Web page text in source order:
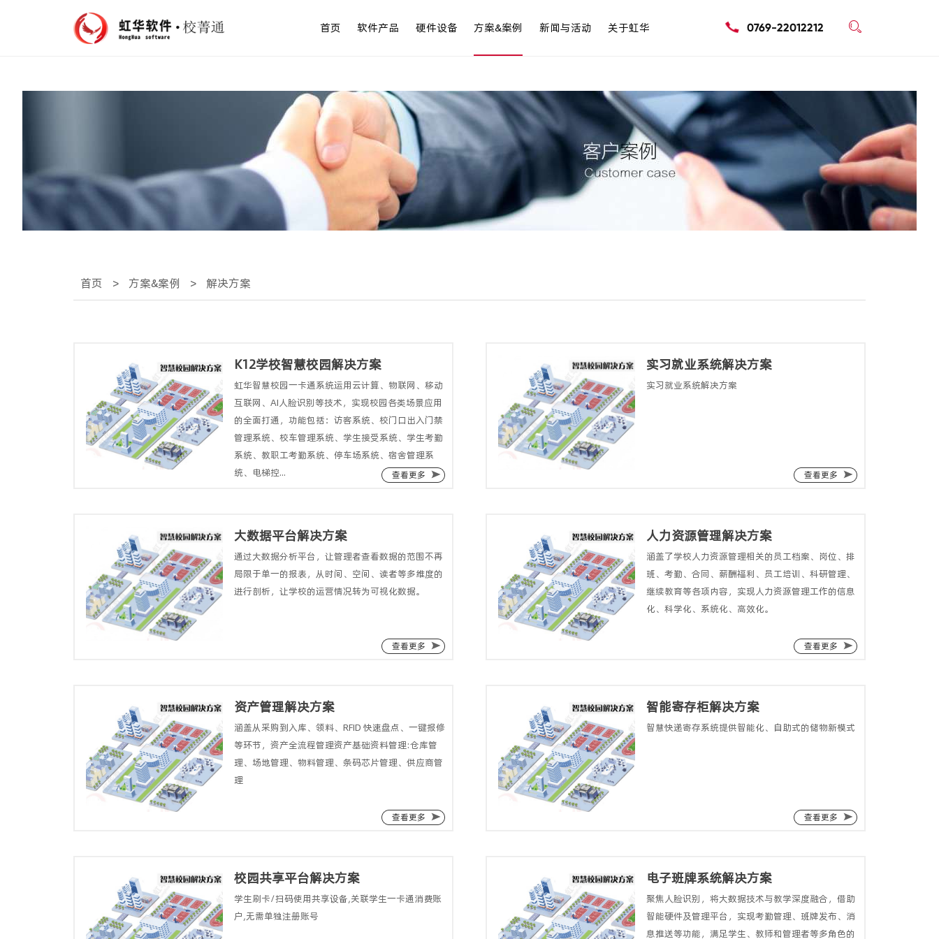
首页 软件产品 硬件设备 方案&案例 新闻与活动 关于虹华 0769-22012212 
首页 > 方案&案例 > 解决方案
K12学校智慧校园解决方案
虹华智慧校园一卡通系统运用云计算、物联网、移动
互联网、AI人脸识别等技术，实现校园各类场景应用
的全面打通，功能包括：访客系统、校门口出入门禁
管理系统、校车管理系统、学生接受系统、学生考勤
系统、教职工考勤系统、停车场系统、宿舍管理系
统、电梯控...
查看更多
实习就业系统解决方案
实习就业系统解决方案
查看更多
大数据平台解决方案
通过大数据分析平台，让管理者查看数据的范围不再
局限于单一的报表，从时间、空间、读者等多维度的
进行剖析，让学校的运营情况转为可视化数据。
查看更多
人力资源管理解决方案
涵盖了学校人力资源管理相关的员工档案、岗位、排
班、考勤、合同、薪酬福利、员工培训、科研管理、
继续教育等各项内容，实现人力资源管理工作的信息
化、科学化、系统化、高效化。
查看更多
资产管理解决方案
涵盖从采购到入库、领料、RFID 快速盘点、一键报修
等环节，资产全流程管理资产基础资料管理:仓库管
理、场地管理、物料管理、条码芯片管理、供应商管
理
查看更多
智能寄存柜解决方案
智慧快递寄存系统提供智能化、自助式的储物新模式
查看更多
校园共享平台解决方案
学生刷卡/扫码使用共享设备,关联学生一卡通消费账
户,无需单独注册账号
电子班牌系统解决方案
聚焦人脸识别，将大数据技术与教学深度融合，借助
智能硬件及管理平台，实现考勤管理、班牌发布、消
息推送等功能，满足学生、教师和管理者等多角色的